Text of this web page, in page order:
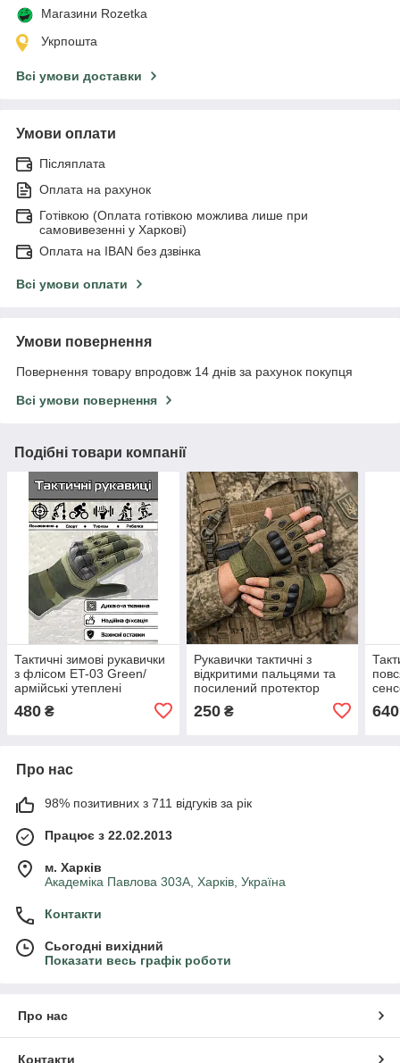
Магазини Rozetka
Укрпошта
Всі умови доставки
Умови оплати
Післяплата
Оплата на рахунок
Готівкою (Оплата готівкою можлива лише при
самовивезенні у Харкові)
Оплата на IBAN без дзвінка
Всі умови оплати
Умови повернення
Повернення товару впродовж 14 днів за рахунок покупця
Всі умови повернення
Подібні товари компанії
Тактичні зимові рукавички
з флісом ET-03 Green/
армійські утеплені
рукавички олива (M, L, XL)
480 ₴
Рукавички тактичні з
відкритими пальцями та
посилений протектор
250₴ 640
Про нас
98% позитивних з 711 відгуків за рік
Працює з 22.02.2013
м. Харків
Академіка Павлова 303А, Харків, Україна
Контакти
Сьогодні вихідний
Показати весь графік роботи
Про нас
Контакти